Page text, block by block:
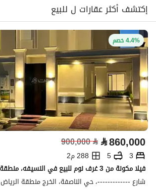
إكتشف أكثر عقارات ل للبيع
4.4% خصم
⃁860,000
⃁
900,000
3
5
288 م2
فيلا مكونة من 3 غرف نوم للبيع في النسيفه، منطقة الخرج الرياض
شارع -------------، حي الناصفة، الخرج منطقة الرياض